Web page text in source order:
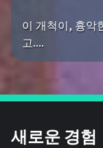
이 개척이, 흉악
고....
새로운 경험